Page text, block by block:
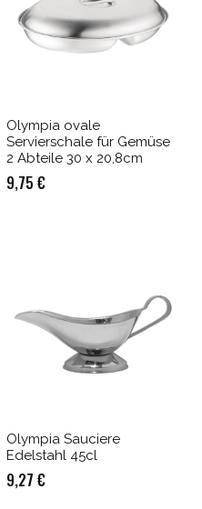
Olympia ovale
Servierschale für Gemüse
2 Abteile 30 x 20,8cm
9,75 €
Olympia Sauciere
Edelstahl 45cl
9,27 €